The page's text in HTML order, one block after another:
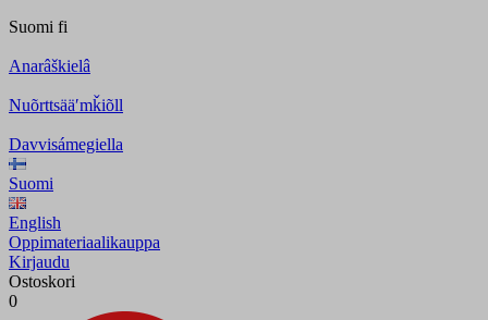
Suomi fi
Anarâškielâ
Nuõrttsääʹmǩiõll
Davvisámegiella
Suomi
English
Oppimateriaalikauppa
Kirjaudu
Ostoskori
0